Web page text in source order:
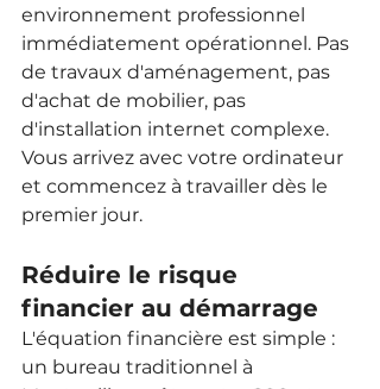
environnement professionnel
immédiatement opérationnel. Pas
de travaux d'aménagement, pas
d'achat de mobilier, pas
d'installation internet complexe.
Vous arrivez avec votre ordinateur
et commencez à travailler dès le
premier jour.
Réduire le risque
financier au démarrage
L'équation financière est simple :
un bureau traditionnel à